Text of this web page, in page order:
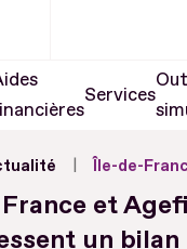
Services
Île-de-
et
un